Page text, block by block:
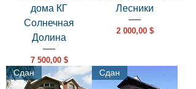
дома КГ
Солнечная
Долина
Цена
7 500,00 $
Лесники
Цена
2 000,00 $
Сдан Сдан